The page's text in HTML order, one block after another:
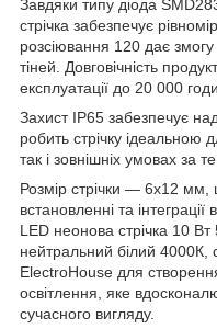
Завдяки типу діода
стрічка забезпечує
розсіювання 120 дає
тіней. Довговічність
експлуатації до 20 000
Захист IP65 забезпечує
робить стрічку ідеальною
так і зовнішніх умовах за
Розмір стрічки — 6х12 мм,
встановленні та
LED неонова стрічка 10 Вт
нейтральний білий 4000К,
ElectroHouse для
освітлення, яке
сучасного вигляду.